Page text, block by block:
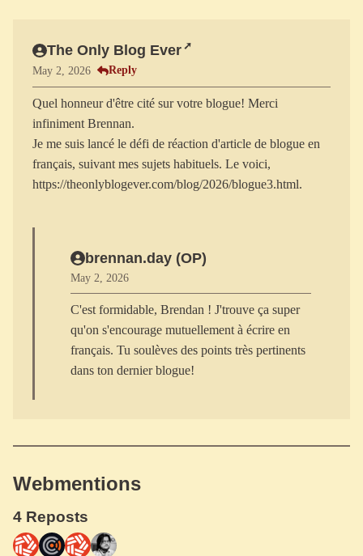
The Only Blog Ever
May 2, 2026 Reply
Quel honneur d'être cité sur votre blogue! Merci
infiniment Brennan.
Je me suis lancé le défi de réaction d'article de blogue en
français, suivant mes sujets habituels. Le voici,
https://theonlyblogever.com/blog/2026/blogue3.html.
brennan.day (OP)
May 2, 2026
C'est formidable, Brendan ! J'trouve ça super
qu'on s'encourage mutuellement à écrire en
français. Tu soulèves des points très pertinents
Webmentions
4 Reposts